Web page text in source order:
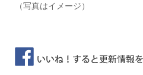
（写真はイメージ）